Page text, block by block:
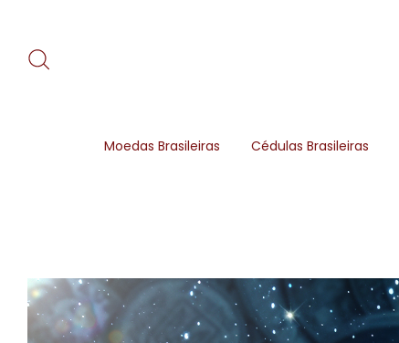
Moedas Brasileiras Cédulas Brasileiras